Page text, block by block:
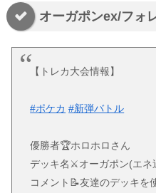
オーガポンex/フォ
【トレカ大会情報】
#ポケカ #新弾バトル
優勝者🏆ホロホロさん
デッキ名⚔オーガポン(エネ
コメント📝友達のデッキを